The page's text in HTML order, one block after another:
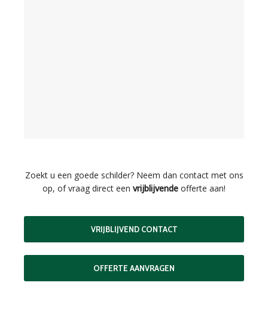
Zoekt u een goede schilder? Neem dan contact met ons
op, of vraag direct een vrijblijvende offerte aan!
VRIJBLIJVEND CONTACT
OFFERTE AANVRAGEN